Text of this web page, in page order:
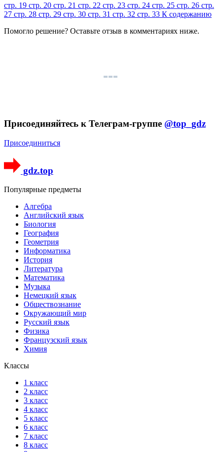
стр. 19 стр. 20 стр. 21 стр. 22 стр. 23 стр. 24 стр. 25 стр. 26 стр.
27 стр. 28 стр. 29 стр. 30 стр. 31 стр. 32 стр. 33 К содержанию
Помогло решение? Оставьте отзыв в комментариях ниже.
Присоединяйтесь к Телеграм-группе @top_gdz
Присоединиться
gdz.top
Популярные предметы
Алгебра
Английский язык
Биология
География
Геометрия
Информатика
История
Литература
Математика
Музыка
Немецкий язык
Обществознание
Окружающий мир
Русский язык
Физика
Французский язык
Химия
Классы
1 класс
2 класс
3 класс
4 класс
5 класс
6 класс
7 класс
8 класс